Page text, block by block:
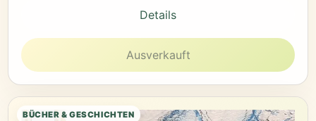
Details
Ausverkauft
BÜCHER & GESCHICHTEN